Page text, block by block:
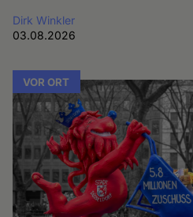
Dirk Winkler
03.08.2026
VOR ORT